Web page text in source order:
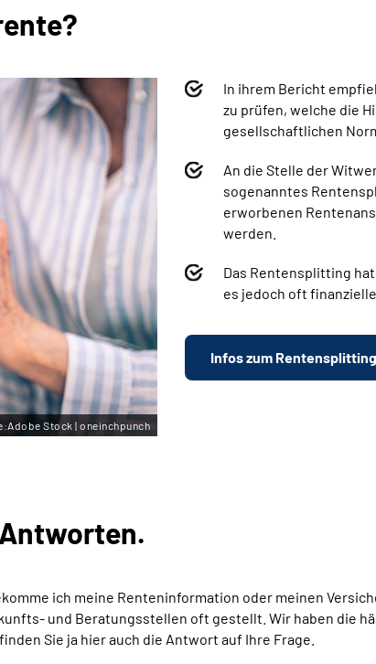
In ihrem Bericht
zu prüfen, welche die
gesellschaftlichen
An die Stelle der
sogenanntes
erworbenen
werden.
Das Rentensplitting
es jedoch oft
Infos zum Rentensplitting
Stock | oneinchpunch
ich meine Renteninformation oder meinen
und Beratungsstellen oft gestellt. Wir haben die
Sie ja hier auch die Antwort auf Ihre Frage.